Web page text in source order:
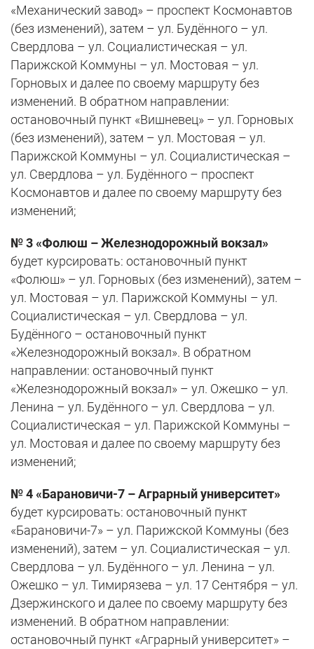
«Механический завод» – проспект Космонавтов
(без изменений), затем – ул. Будённого – ул.
Свердлова – ул. Социалистическая – ул.
Парижской Коммуны – ул. Мостовая – ул.
Горновых и далее по своему маршруту без
изменений. В обратном направлении:
остановочный пункт «Вишневец» – ул. Горновых
(без изменений), затем – ул. Мостовая – ул.
Парижской Коммуны – ул. Социалистическая –
ул. Свердлова – ул. Будённого – проспект
Космонавтов и далее по своему маршруту без
изменений;
№ 3 «Фолюш – Железнодорожный вокзал»
будет курсировать: остановочный пункт
«Фолюш» – ул. Горновых (без изменений), затем –
ул. Мостовая – ул. Парижской Коммуны – ул.
Социалистическая – ул. Свердлова – ул.
Будённого – остановочный пункт
«Железнодорожный вокзал». В обратном
направлении: остановочный пункт
«Железнодорожный вокзал» – ул. Ожешко – ул.
Ленина – ул. Будённого – ул. Свердлова – ул.
Социалистическая – ул. Парижской Коммуны –
ул. Мостовая и далее по своему маршруту без
изменений;
№ 4 «Барановичи-7 – Аграрный университет»
будет курсировать: остановочный пункт
«Барановичи-7» – ул. Парижской Коммуны (без
изменений), затем – ул. Социалистическая – ул.
Свердлова – ул. Будённого – ул. Ленина – ул.
Ожешко – ул. Тимирязева – ул. 17 Сентября – ул.
Дзержинского и далее по своему маршруту без
изменений. В обратном направлении:
остановочный пункт «Аграрный университет» –